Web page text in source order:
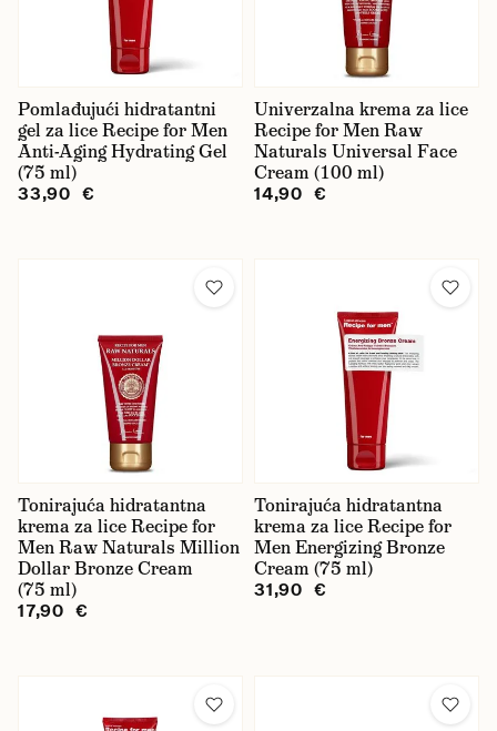
oční okolí
peeling
ruke
sunčanje
Pomlađujući hidratantni
gel za lice Recipe for Men
Anti-Aging Hydrating Gel
(75 ml)
33,90 €
Univerzalna krema za lice
Recipe for Men Raw
Naturals Universal Face
Cream (100 ml)
14,90 €
Tonirajuća hidratantna
krema za lice Recipe for
Men Raw Naturals Million
Dollar Bronze Cream
(75 ml)
17,90 €
Tonirajuća hidratantna
krema za lice Recipe for
Men Energizing Bronze
Cream (75 ml)
31,90 €